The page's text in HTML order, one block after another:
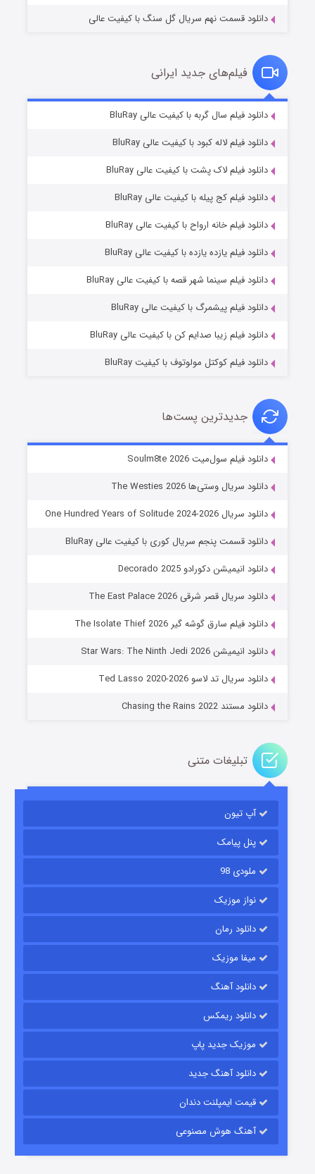
قسمت۷ (زیرنویس) منتشر شد
خاندان اژدها فصل ۳
جادوگری در مغولستان
قسمت ۱۴ (زیرنویس) منتشر شد
رویایی برای تو
قسمت
دانلود قسمت نهم سریال گل سنگ با کیفیت عالی
فیلم‌های جدید ایرانی
دانلود فیلم سال گربه با کیفیت عالی BluRay
دانلود فیلم لاله کبود با کیفیت عالی BluRay
دانلود فیلم لاک پشت با کیفیت عالی BluRay
دانلود فیلم کج‌ پیله با کیفیت عالی BluRay
دانلود فیلم خانه ارواح با کیفیت عالی BluRay
دانلود فیلم یازده یازده با کیفیت عالی BluRay
دانلود فیلم سینما شهر قصه با کیفیت عالی BluRay
دانلود فیلم پیشمرگ با کیفیت عالی BluRay
دانلود فیلم زیبا صدایم کن با کیفیت عالی BluRay
دانلود فیلم کوکتل مولوتوف با کیفیت BluRay
جدیدترین پست‌ها
دانلود فیلم سول‌میت Soulm8te 2026
دانلود سریال وستی‌ها The Westies 2026
دانلود سریال One Hundred Years of Solitude 2024-2026
دانلود قسمت پنجم سریال کوری با کیفیت عالی BluRay
دانلود انیمیشن دکورادو Decorado 2025
دانلود سریال قصر شرقی The East Palace 2026
دانلود فیلم سارق گوشه گیر The Isolate Thief 2026
دانلود انیمیشن Star Wars: The Ninth Jedi 2026
دانلود سریال تد لاسو Ted Lasso 2020-2026
دانلود مستند Chasing the Rains 2022
تبلیغات متنی
آپ تیون
پنل پیامک
ملودی 98
نواز موزیک
دانلود رمان
میفا موزیک
دانلود آهنگ
دانلود ریمکس
موزیک جدید پاپ
دانلود آهنگ جدید
قیمت ایمپلنت دندان
آهنگ هوش مصنوعی